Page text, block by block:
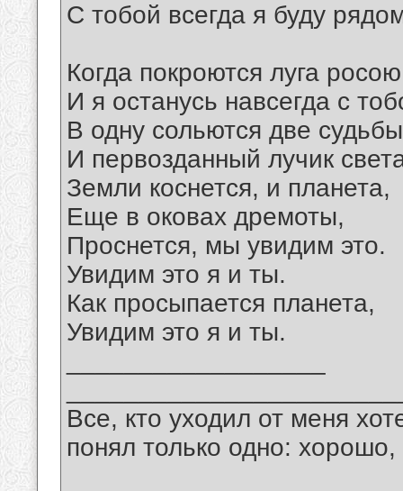
С тобой всегда я буду
Когда покроются луга
И я останусь навсегда с
В одну сольются две
И первозданный лучик
Земли коснется, и планета,
Еще в оковах дремоты,
Проснется, мы увидим это.
Увидим это я и ты.
Как просыпается планета,
Увидим это я и ты.
Все, кто уходил от меня
понял только одно: